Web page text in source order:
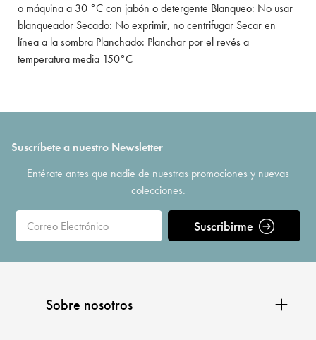
o máquina a 30 °C con jabón o detergente Blanqueo: No usar
blanqueador Secado: No exprimir, no centrifugar Secar en
línea a la sombra Planchado: Planchar por el revés a
temperatura media 150°C
Suscríbete a nuestro Newsletter
Entérate antes que nadie de nuestras promociones y nuevas
colecciones.
Suscribirme
Sobre nosotros